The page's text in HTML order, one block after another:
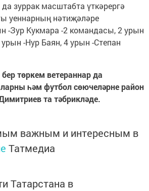
зуррак масштабта үткәрергә
уеннарның нәтиҗәләре
-Зур Кукмара -2 командасы, 2 урын
-Нур Баян, 4 урын -Степан
төркем ветераннар да
һәм футбол сөючеләрне район
та тәбрикләде.
важным и интересным в
Татмедиа
Татарстана в